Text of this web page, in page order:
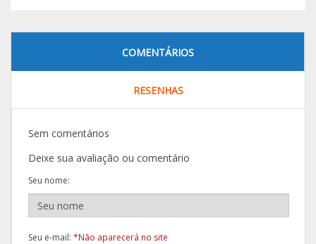
COMENTÁRIOS
RESENHAS
Sem comentários
Deixe sua avaliação ou comentário
Seu nome:
Seu e-mail: *Não aparecerá no site